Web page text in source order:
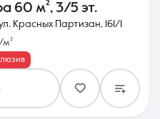
60 м², 3/5 эт.
Красных Партизан, 161/1